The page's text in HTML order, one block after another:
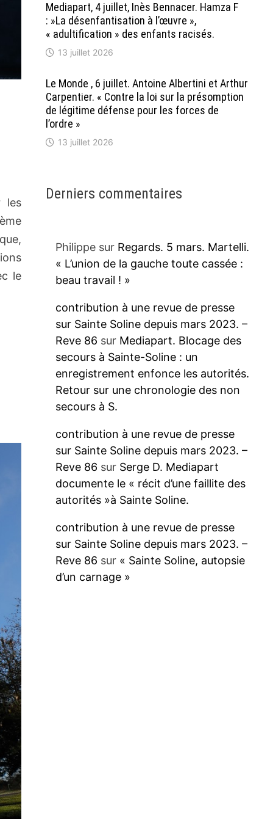
les
le
Mediapart, 4 juillet, Inès Bennacer. Hamza F
: »La désenfantisation à l’œuvre »,
« adultification » des enfants racisés.
13 juillet 2026
Le Monde , 6 juillet. Antoine Albertini et Arthur
Carpentier. « Contre la loi sur la présomption
de légitime défense pour les forces de
l’ordre »
13 juillet 2026
Derniers commentaires
Philippesur Regards. 5 mars. Martelli.
« L’union de la gauche toute cassée :
beau travail ! »
contribution à une revue de presse
sur Sainte Soline depuis mars 2023. –
Reve 86 sur Mediapart. Blocage des
secours à Sainte-Soline : un
enregistrement enfonce les autorités.
Retour sur une chronologie des non
secours à S.
contribution à une revue de presse
sur Sainte Soline depuis mars 2023. –
Reve 86 sur Serge D. Mediapart
documente le « récit d’une faillite des
autorités »à Sainte Soline.
contribution à une revue de presse
sur Sainte Soline depuis mars 2023. –
Reve 86 sur « Sainte Soline, autopsie
d’un carnage »